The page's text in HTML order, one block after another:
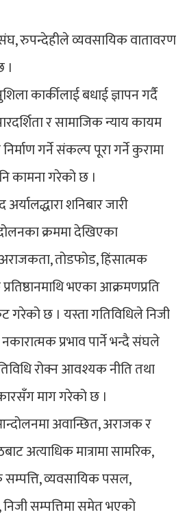
रुपन्देहीले व्यवसायिक वातावरण
।
कार्कीलाई बधाई ज्ञापन गर्दै
र सामाजिक न्याय कायम
गर्ने संकल्प पूरा गर्ने कुरामा
कामना गरेको छ ।
शनिबार जारी
क्रममा देखिएका
तोडफोड, हिंसात्मक
भएका आक्रमणप्रति
गरेको छ । यस्ता गतिविधिले निजी
प्रभाव पार्ने भन्दै संघले
रोक्न आवश्यक नीति तथा
माग गरेको छ ।
अवान्छित, अराजक र
अत्याधिक मात्रामा सामरिक,
सम्पत्ति, व्यवसायिक पसल,
निजी सम्पत्तिमा समेत भएको